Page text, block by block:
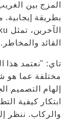
المزج بين
بطريقة
القائد والمخاطر.
تاي: "نعتمد هذا
مختلفة عما
إلهام التصميم
ابتكار كيفية
والركاب. ننظر